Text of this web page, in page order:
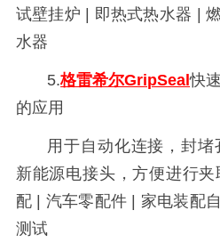
试壁挂炉 | 即热式热水器 |
水器
5.格雷希尔GripSeal快
的应用
用于自动化连接，封堵
新能源电接头，方便进行
配 | 汽车零配件 | 家电装配
测试